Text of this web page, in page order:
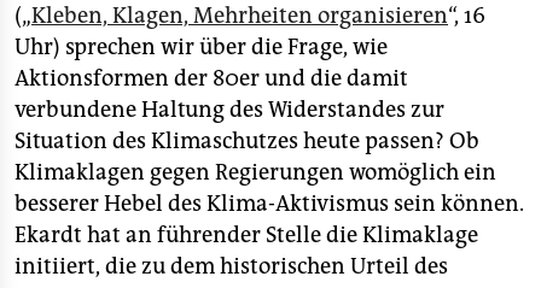
(„Kleben, Klagen, Mehrheiten organisieren“, 16
Uhr) sprechen wir über die Frage, wie
Aktionsformen der 80er und die damit
verbundene Haltung des Widerstandes zur
Situation des Klimaschutzes heute passen? Ob
Klimaklagen gegen Regierungen womöglich ein
besserer Hebel des Klima-Aktivismus sein können.
Ekardt hat an führender Stelle die Klimaklage
initiiert, die zu dem historischen Urteil des